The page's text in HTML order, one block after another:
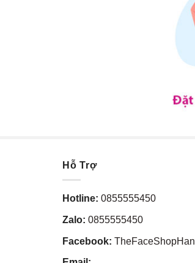
Hỗ Trợ
Hotline: 0855555450
Zalo: 0855555450
Facebook: TheFaceShopHan